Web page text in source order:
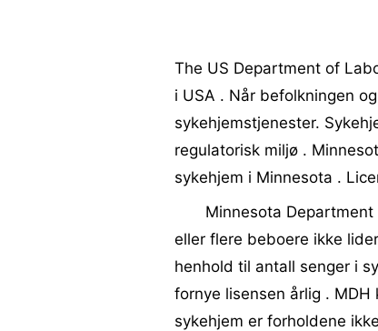
The US Department of
i USA . Når befolkningen
sykehjemstjenester.
regulatorisk miljø .
sykehjem i Minnesota .
Minnesota
eller flere beboere ikke
henhold til antall senger i
fornye lisensen årlig .
sykehjem er forholdene